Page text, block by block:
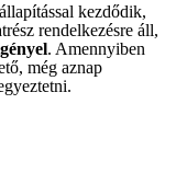
kezdődik,
rendelkezésre áll,
. Amennyiben
még aznap